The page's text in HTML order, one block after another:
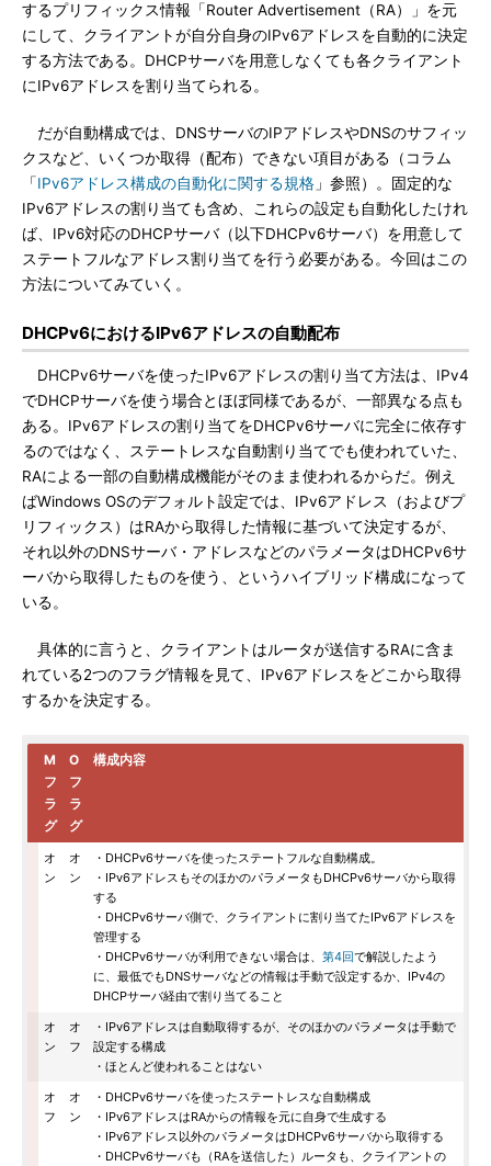
するプリフィックス情報「Router Advertisement（RA）」を元
にして、クライアントが自分自身のIPv6アドレスを自動的に決定
する方法である。DHCPサーバを用意しなくても各クライアント
にIPv6アドレスを割り当てられる。
だが自動構成では、DNSサーバのIPアドレスやDNSのサフィッ
クスなど、いくつか取得（配布）できない項目がある（コラム
「IPv6アドレス構成の自動化に関する規格 」参照）。固定的な
IPv6アドレスの割り当ても含め、これらの設定も自動化したけれ
ば、IPv6対応のDHCPサーバ（以下DHCPv6サーバ）を用意して
ステートフルなアドレス割り当てを行う必要がある。今回はこの
方法についてみていく。
DHCPv6におけるIPv6アドレスの自動配布
DHCPv6サーバを使ったIPv6アドレスの割り当て方法は、IPv4
でDHCPサーバを使う場合とほぼ同様であるが、一部異なる点も
ある。IPv6アドレスの割り当てをDHCPv6サーバに完全に依存す
るのではなく、ステートレスな自動割り当てでも使われていた、
RAによる一部の自動構成機能がそのまま使われるからだ。例え
ばWindows OSのデフォルト設定では、IPv6アドレス（およびプ
リフィックス）はRAから取得した情報に基づいて決定するが、
それ以外のDNSサーバ・アドレスなどのパラメータはDHCPv6サ
ーバから取得したものを使う、というハイブリッド構成になって
いる。
具体的に言うと、クライアントはルータが送信するRAに含ま
れている2つのフラグ情報を見て、IPv6アドレスをどこから取得
するかを決定する。
M
フ
ラ
グ
O
フ
ラ
グ
構成内容
オ
ン
オ
ン
・DHCPv6サーバを使ったステートフルな自動構成。
・IPv6アドレスもそのほかのパラメータもDHCPv6サーバから取得
する
・DHCPv6サーバ側で、クライアントに割り当てたIPv6アドレスを
管理する
・DHCPv6サーバが利用できない場合は、 第4回で解説したよう
に、最低でもDNSサーバなどの情報は手動で設定するか、IPv4の
DHCPサーバ経由で割り当てること
オ
ン
オ
フ
・IPv6アドレスは自動取得するが、そのほかのパラメータは手動で
設定する構成
・ほとんど使われることはない
オ
フ
オ
ン
・DHCPv6サーバを使ったステートレスな自動構成
・IPv6アドレスはRAからの情報を元に自身で生成する
・IPv6アドレス以外のパラメータはDHCPv6サーバから取得する
・DHCPv6サーバも（RAを送信した）ルータも、クライアントの